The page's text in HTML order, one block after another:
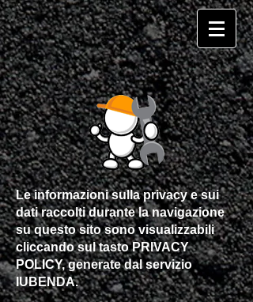
Le informazioni sulla privacy e sui
dati raccolti durante la navigazione
su questo sito sono visualizzabili
cliccando sul tasto PRIVACY
POLICY, generate dal servizio
IUBENDA.